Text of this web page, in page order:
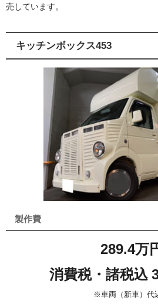
売しています。
キッチンボックス453
製作費
289.4万
消費税・諸税込
※車両（新車）代